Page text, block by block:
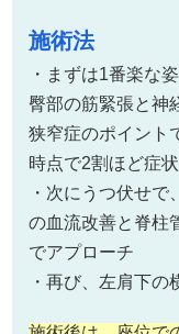
施術法
・まずは1番楽な
臀部の筋緊張と神
狭窄症のポイント
時点で2割ほど症状
・次にうつ伏せ
の血流改善と脊柱
でアプローチ
・再び、左肩下